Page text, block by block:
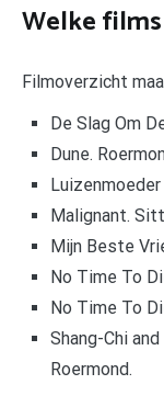
Welke
Filmoverzicht
De Slag Om
Dune.
Malignant.
Mijn Beste
No Time To
No Time To
Shang-Chi
Roermond.